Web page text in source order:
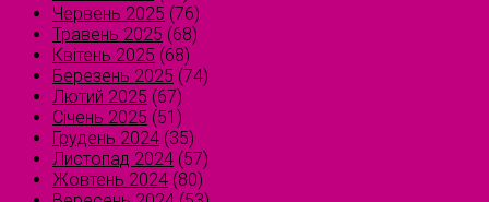
Червень 2025 (76)
Травень 2025 (68)
Квітень 2025 (68)
Березень 2025 (74)
Лютий 2025 (67)
Січень 2025 (51)
Грудень 2024 (35)
Листопад 2024 (57)
Жовтень 2024 (80)